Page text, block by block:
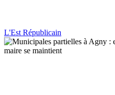
L'Est Républicain